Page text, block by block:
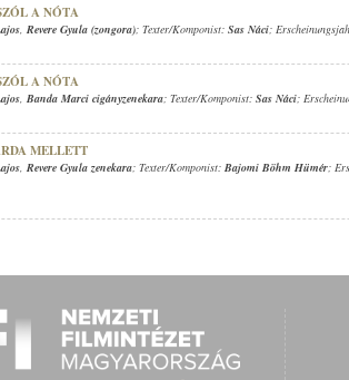
A NÓTA
, Revere Gyula (zongora); Texter/Komponist: Sas Náci;
A NÓTA
, Banda Marci cigányzenekara; Texter/Komponist: Sas Náci;
MELLETT
, Revere Gyula zenekara; Texter/Komponist: Bajomi Böhm Hümér;